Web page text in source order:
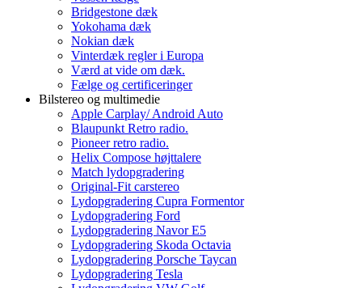
Bridgestone dæk
Yokohama dæk
Nokian dæk
Vinterdæk regler i Europa
Værd at vide om dæk.
Fælge og certificeringer
Bilstereo og multimedie
Apple Carplay/ Android Auto
Blaupunkt Retro radio.
Pioneer retro radio.
Helix Compose højttalere
Match lydopgradering
Original-Fit carstereo
Lydopgradering Cupra Formentor
Lydopgradering Ford
Lydopgradering Navor E5
Lydopgradering Skoda Octavia
Lydopgradering Porsche Taycan
Lydopgradering Tesla